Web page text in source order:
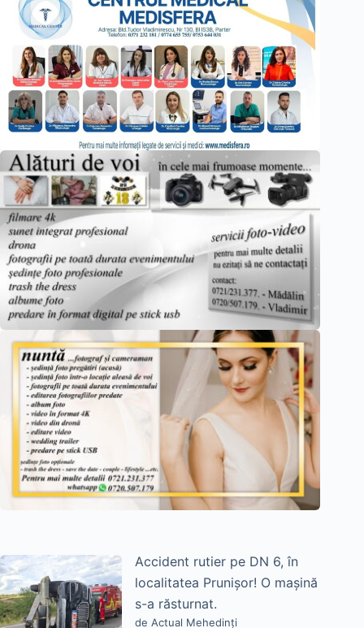
Accident rutier pe DN 6, în
localitatea Prunișor! O mașină
s-a răsturnat.
de Actual Mehedinți